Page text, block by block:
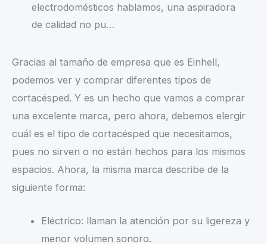
electrodomésticos hablamos, una aspiradora
de calidad no pu…
Gracias al tamaño de empresa que es Einhell,
podemos ver y comprar diferentes tipos de
cortacésped. Y es un hecho que vamos a comprar
una excelente marca, pero ahora, debemos elergir
cuál es el tipo de cortacésped que necesitamos,
pues no sirven o no están hechos para los mismos
espacios. Ahora, la misma marca describe de la
siguiente forma:
Eléctrico: llaman la atención por su ligereza y
menor volumen sonoro.